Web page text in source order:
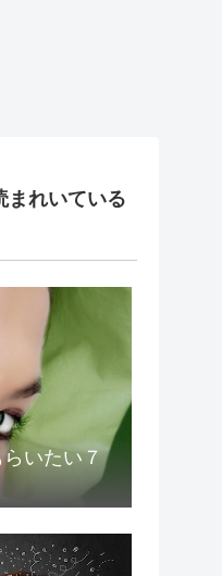
まれいている
いたい７